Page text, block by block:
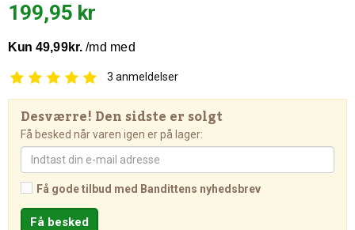
199,95 kr
3 anmeldelser
Desværre! Den sidste er solgt
Få besked når varen igen er på lager:
Få gode tilbud med Bandittens nyhedsbrev